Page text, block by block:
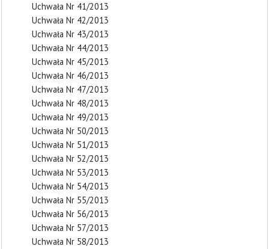
Uchwała Nr 41/2013
Uchwała Nr 42/2013
Uchwała Nr 43/2013
Uchwała Nr 44/2013
Uchwała Nr 45/2013
Uchwała Nr 46/2013
Uchwała Nr 47/2013
Uchwała Nr 48/2013
Uchwała Nr 49/2013
Uchwała Nr 50/2013
Uchwała Nr 51/2013
Uchwała Nr 52/2013
Uchwała Nr 53/2013
Uchwała Nr 54/2013
Uchwała Nr 55/2013
Uchwała Nr 56/2013
Uchwała Nr 57/2013
Uchwała Nr 58/2013